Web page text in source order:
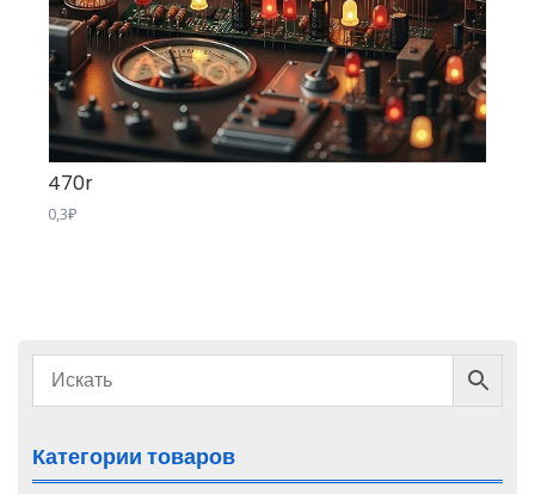
470r
0,3₽
Категории товаров